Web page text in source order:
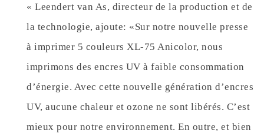
« Leendert van As, directeur de la production et de
la technologie, ajoute: «Sur notre nouvelle presse
à imprimer 5 couleurs XL-75 Anicolor, nous
imprimons des encres UV à faible consommation
d’énergie. Avec cette nouvelle génération d’encres
UV, aucune chaleur et ozone ne sont libérés. C’est
mieux pour notre environnement. En outre, et bien